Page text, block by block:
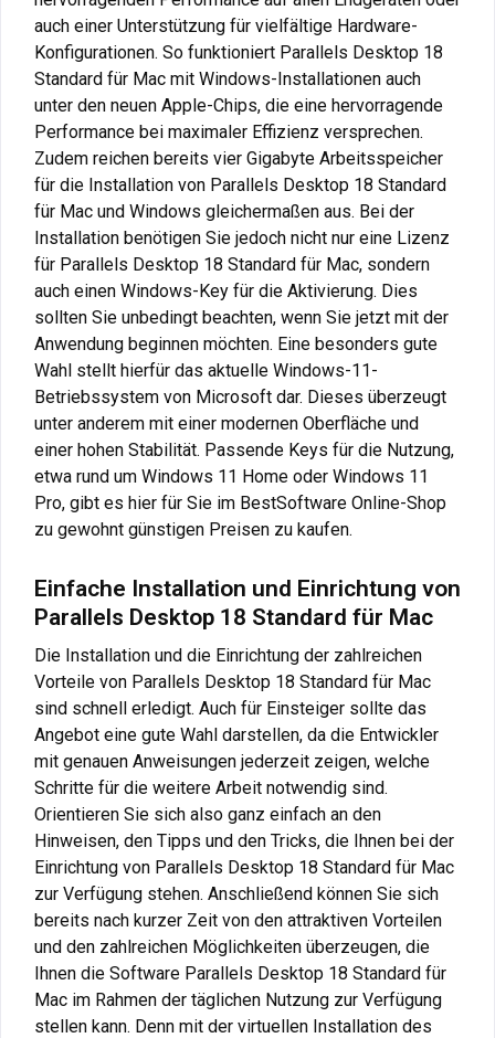
auch einer Unterstützung für vielfältige Hardware-
Konfigurationen. So funktioniert Parallels Desktop 18
Standard für Mac mit Windows-Installationen auch
unter den neuen Apple-Chips, die eine hervorragende
Performance bei maximaler Effizienz versprechen.
Zudem reichen bereits vier Gigabyte Arbeitsspeicher
für die Installation von Parallels Desktop 18 Standard
für Mac und Windows gleichermaßen aus. Bei der
Installation benötigen Sie jedoch nicht nur eine Lizenz
für Parallels Desktop 18 Standard für Mac, sondern
auch einen Windows-Key für die Aktivierung. Dies
sollten Sie unbedingt beachten, wenn Sie jetzt mit der
Anwendung beginnen möchten. Eine besonders gute
Wahl stellt hierfür das aktuelle Windows-11-
Betriebssystem von Microsoft dar. Dieses überzeugt
unter anderem mit einer modernen Oberfläche und
einer hohen Stabilität. Passende Keys für die Nutzung,
etwa rund um Windows 11 Home oder Windows 11
Pro, gibt es hier für Sie im BestSoftware Online-Shop
zu gewohnt günstigen Preisen zu kaufen.
Einfache Installation und Einrichtung von
Parallels Desktop 18 Standard für Mac
Die Installation und die Einrichtung der zahlreichen
Vorteile von Parallels Desktop 18 Standard für Mac
sind schnell erledigt. Auch für Einsteiger sollte das
Angebot eine gute Wahl darstellen, da die Entwickler
mit genauen Anweisungen jederzeit zeigen, welche
Schritte für die weitere Arbeit notwendig sind.
Orientieren Sie sich also ganz einfach an den
Hinweisen, den Tipps und den Tricks, die Ihnen bei der
Einrichtung von Parallels Desktop 18 Standard für Mac
zur Verfügung stehen. Anschließend können Sie sich
bereits nach kurzer Zeit von den attraktiven Vorteilen
und den zahlreichen Möglichkeiten überzeugen, die
Ihnen die Software Parallels Desktop 18 Standard für
Mac im Rahmen der täglichen Nutzung zur Verfügung
stellen kann. Denn mit der virtuellen Installation des